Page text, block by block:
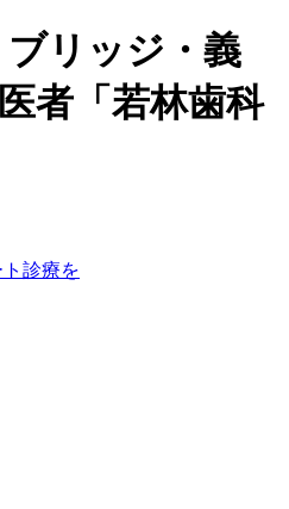
リッジ・義
者「若林歯科
診療を